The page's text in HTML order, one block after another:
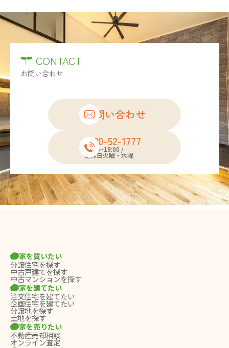
CONTACT
お問い合わせ
お問い合わせ
0120-52-1777
10:00~19:00 /
定休日火曜・水曜
家を買いたい
分譲住宅を探す
中古戸建てを探す
中古マンションを探す
家を建てたい
注文住宅を建てたい
企画住宅を建てたい
分譲地を探す
土地を探す
家を売りたい
不動産売却相談
オンライン査定